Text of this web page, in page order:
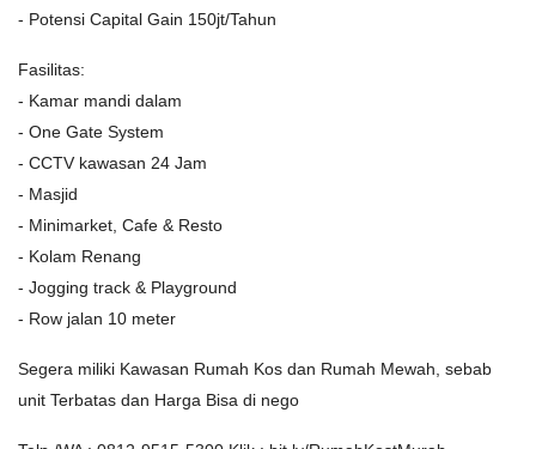
- Potensi Capital Gain 150jt/Tahun
Fasilitas:
- Kamar mandi dalam
- One Gate System
- CCTV kawasan 24 Jam
- Masjid
- Minimarket, Cafe & Resto
- Kolam Renang
- Jogging track & Playground
- Row jalan 10 meter
Segera miliki Kawasan Rumah Kos dan Rumah Mewah, sebab
unit Terbatas dan Harga Bisa di nego